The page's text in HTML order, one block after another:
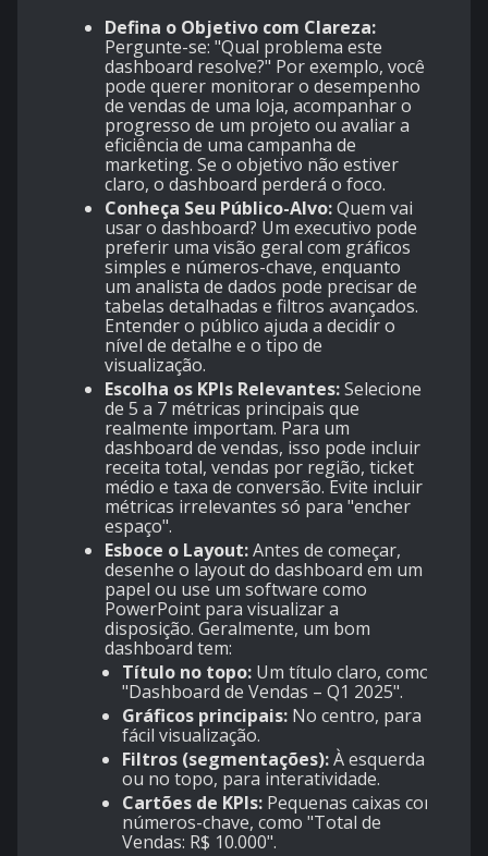
Defina o Objetivo com Clareza:
Pergunte-se: "Qual problema este
dashboard resolve?" Por exemplo, você
pode querer monitorar o desempenho
de vendas de uma loja, acompanhar o
progresso de um projeto ou avaliar a
eficiência de uma campanha de
marketing. Se o objetivo não estiver
claro, o dashboard perderá o foco.
Conheça Seu Público-Alvo:Quem vai
usar o dashboard? Um executivo pode
preferir uma visão geral com gráficos
simples e números-chave, enquanto
um analista de dados pode precisar de
tabelas detalhadas e filtros avançados.
Entender o público ajuda a decidir o
nível de detalhe e o tipo de
visualização.
Escolha os KPIs Relevantes:Selecione
de 5 a 7 métricas principais que
realmente importam. Para um
dashboard de vendas, isso pode incluir
receita total, vendas por região, ticket
médio e taxa de conversão. Evite incluir
métricas irrelevantes só para "encher
espaço".
Esboce o Layout:Antes de começar,
desenhe o layout do dashboard em um
papel ou use um software como
PowerPoint para visualizar a
disposição. Geralmente, um bom
dashboard tem:
Título no topo: Um título claro, como
"Dashboard de Vendas – Q1 2025".
Gráficos principais: No centro, para
fácil visualização.
Filtros (segmentações):À esquerda
ou no topo, para interatividade.
Cartões de KPIs: Pequenas caixas com
números-chave, como "Total de
Vendas: R$ 10.000".